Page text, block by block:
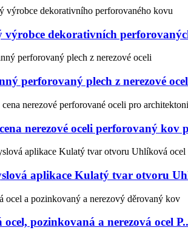
výrobce dekorativních
perforovaný plech z nerezové
nerezové oceli perforovaný kov
aplikace Kulatý tvar otvoru
pozinkovaná a nerezová ocel